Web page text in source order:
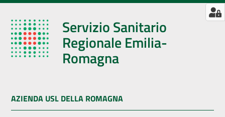
Servizio Sanitario
Regionale Emilia-
Romagna
AZIENDA USL DELLA ROMAGNA